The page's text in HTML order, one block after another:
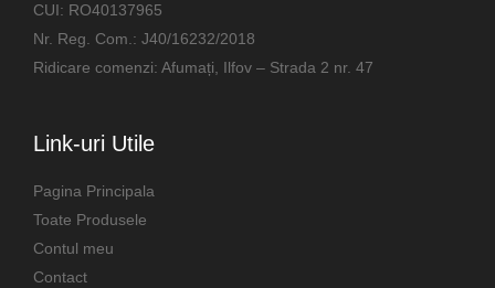
CUI: RO40137965
Nr. Reg. Com.: J40/16232/2018
Ridicare comenzi: Afumați, Ilfov – Strada 2 nr. 47
Link-uri Utile
Pagina Principala
Toate Produsele
Contul meu
Contact